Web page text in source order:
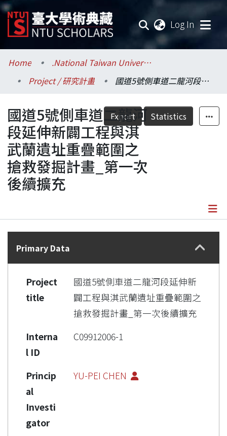
Log In
Communities & Collections
Research Outputs
Fundings & Projects
Researchers
Organizations
Statistics
Home
.National Taiwan University / 國立臺灣大學
Project / 研究計畫
國道5號側車道二龍河段延伸新闢工程與淇武蘭遺址重疊範圍之搶救發掘計畫_第一次後續擴充
Export Statistics
國道5號側車道二龍河
段延伸新闢工程與淇
武蘭遺址重疊範圍之
搶救發掘計畫_第一次
後續擴充
Details
Primary Data
Project
title
國道5號側車道二龍河段延伸新
闢工程與淇武蘭遺址重疊範圍之
搶救發掘計畫_第一次後續擴充
Interna
l ID
C09912006-1
Princip
al
Investi
gator
YU-PEI CHEN